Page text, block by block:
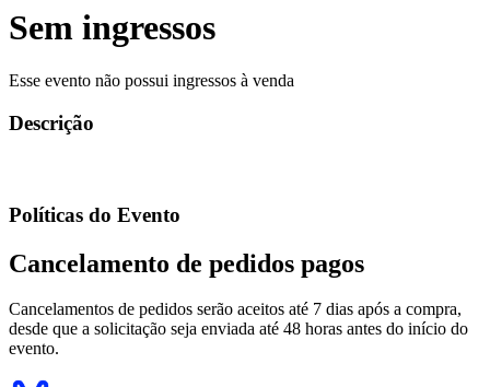
Sem ingressos
Esse evento não possui ingressos à venda
Descrição
Políticas do Evento
Cancelamento de pedidos pagos
Cancelamentos de pedidos serão aceitos até 7 dias após a compra,
desde que a solicitação seja enviada até 48 horas antes do início do
evento.